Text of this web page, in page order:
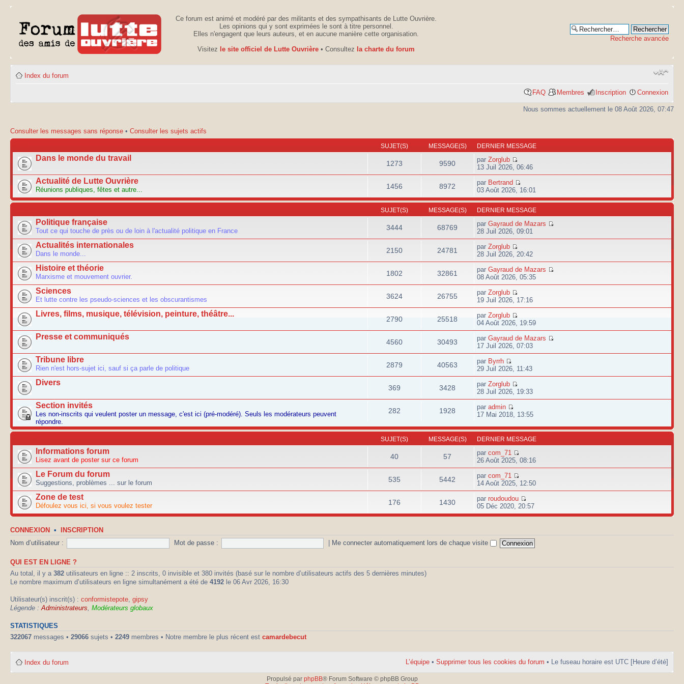
Ce forum est animé et modéré par des militants et des sympathisants de Lutte Ouvrière.
Les opinions qui y sont exprimées le sont à titre personnel.
Elles n'engagent que leurs auteurs, et en aucune manière cette organisation.
Visitez le site officiel de Lutte Ouvrière • Consultez la charte du forum
Recherche avancée
Index du forum
FAQ Membres Inscription Connexion
Nous sommes actuellement le 08 Août 2026, 07:47
Consulter les messages sans réponse • Consulter les sujets actifs
SUJET(S) MESSAGE(S) DERNIER MESSAGE
Dans le monde du travail
1273 9590 parZorglub
13 Juil 2026, 06:46
Actualité de Lutte Ouvrière
Réunions publiques, fêtes et autre... 1456 8972 par Bertrand
03 Août 2026, 16:01
SUJET(S) MESSAGE(S) DERNIER MESSAGE
Politique française
Tout ce qui touche de près ou de loin à l'actualité politique en France 3444 68769 parGayraud de Mazars
28 Juil 2026, 09:01
Actualités internationales
Dans le monde... 2150 24781 parZorglub
28 Juil 2026, 20:42
Histoire et théorie
Marxisme et mouvement ouvrier. 1802 32861 parGayraud de Mazars
08 Août 2026, 05:35
Sciences
Et lutte contre les pseudo-sciences et les obscurantismes 3624 26755 parZorglub
19 Juil 2026, 17:16
Livres, films, musique, télévision, peinture, théâtre...
2790 25518 parZorglub
04 Août 2026, 19:59
Presse et communiqués
4560 30493 parGayraud de Mazars
17 Juil 2026, 07:03
Tribune libre
Rien n'est hors-sujet ici, sauf si ça parle de politique 2879 40563 par Byrrh
29 Juil 2026, 11:43
Divers
369 3428 parZorglub
28 Juil 2026, 19:33
Section invités
Les non-inscrits qui veulent poster un message, c'est ici (pré-modéré). Seuls les modérateurs peuvent
répondre.
282 1928 paradmin
17 Mai 2018, 13:55
SUJET(S) MESSAGE(S) DERNIER MESSAGE
Informations forum
Lisez avant de poster sur ce forum 40 57 parcom_71
26 Août 2025, 08:16
Le Forum du forum
Suggestions, problèmes ... sur le forum 535 5442 parcom_71
14 Août 2025, 12:50
Zone de test
Défoulez vous ici, si vous voulez tester 176 1430 parroudoudou
05 Déc 2020, 20:57
CONNEXION • INSCRIPTION
Nom d’utilisateur : Mot de passe : Me connecter automatiquement lors de chaque visite
QUI EST EN LIGNE ?
Au total, il y a 382 utilisateurs en ligne :: 2 inscrits, 0 invisible et 380 invités (basé sur le nombre d’utilisateurs actifs des 5 dernières minutes)
Le nombre maximum d’utilisateurs en ligne simultanément a été de 4192 le 06 Avr 2026, 16:30
Utilisateur(s) inscrit(s) : conformistepote gipsy
Légende : Administrateurs Modérateurs globaux
STATISTIQUES
322067 messages • 29066 sujets • 2249 membres • Notre membre le plus récent est camardebecut
Index du forum L’équipe • Supprimer tous les cookies du forum • Le fuseau horaire est UTC [Heure d’été]
Propulsé par phpBB® Forum Software © phpBB Group